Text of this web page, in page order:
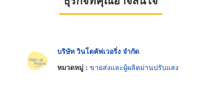
บริษัท วินโดคัฟเวอริ่ง จำกัด
หมวดหมู่ : ขายส่งและผู้ผลิตม่านปรับแสง